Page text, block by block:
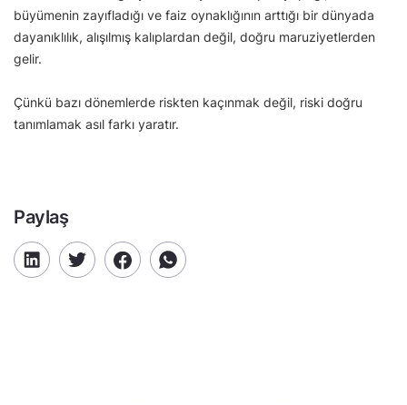
büyümenin zayıfladığı ve faiz oynaklığının arttığı bir dünyada
dayanıklılık, alışılmış kalıplardan değil, doğru maruziyetlerden
gelir.
Çünkü bazı dönemlerde riskten kaçınmak değil, riski doğru
tanımlamak asıl farkı yaratır.
Paylaş